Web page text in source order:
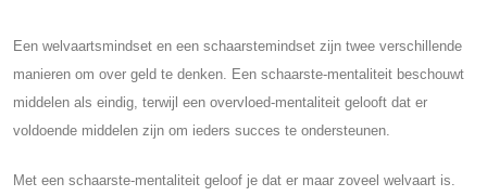
Een welvaartsmindset en een schaarstemindset zijn twee verschillende
manieren om over geld te denken. Een schaarste-mentaliteit beschouwt
middelen als eindig, terwijl een overvloed-mentaliteit gelooft dat er
voldoende middelen zijn om ieders succes te ondersteunen.
Met een schaarste-mentaliteit geloof je dat er maar zoveel welvaart is.